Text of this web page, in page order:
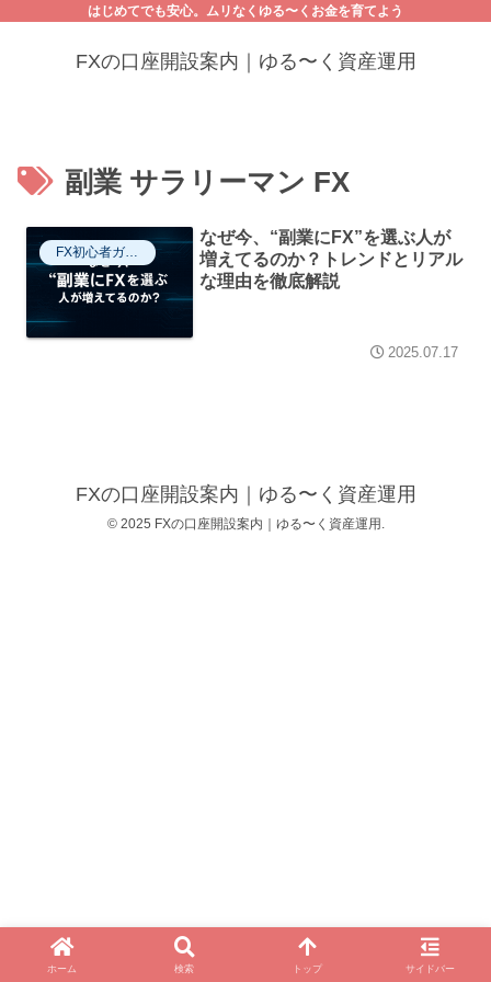
はじめてでも安心。ムリなくゆる〜くお金を育てよう
FXの口座開設案内｜ゆる〜く資産運用
副業 サラリーマン FX
FX初心者ガイド
なぜ今、“副業にFX”を選ぶ人が
増えてるのか？トレンドとリアル
な理由を徹底解説
2025.07.17
FXの口座開設案内｜ゆる〜く資産運用
© 2025 FXの口座開設案内｜ゆる〜く資産運用.
ホーム 検索 トップ サイドバー